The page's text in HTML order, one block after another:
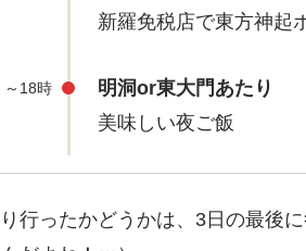
新羅免税店で東方神起
～18時
明洞or東大門あたり
美味しい夜ご飯
行ったかどうかは、3日の最後